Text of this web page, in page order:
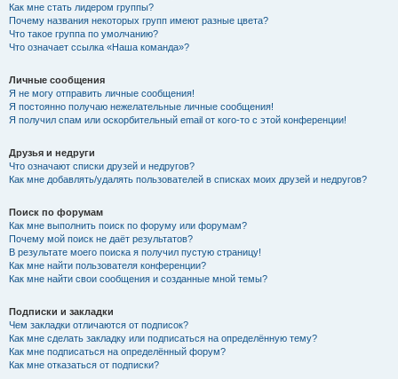
Как мне стать лидером группы?
Почему названия некоторых групп имеют разные цвета?
Что такое группа по умолчанию?
Что означает ссылка «Наша команда»?
Личные сообщения
Я не могу отправить личные сообщения!
Я постоянно получаю нежелательные личные сообщения!
Я получил спам или оскорбительный email от кого-то с этой конференции!
Друзья и недруги
Что означают списки друзей и недругов?
Как мне добавлять/удалять пользователей в списках моих друзей и недругов?
Поиск по форумам
Как мне выполнить поиск по форуму или форумам?
Почему мой поиск не даёт результатов?
В результате моего поиска я получил пустую страницу!
Как мне найти пользователя конференции?
Как мне найти свои сообщения и созданные мной темы?
Подписки и закладки
Чем закладки отличаются от подписок?
Как мне сделать закладку или подписаться на определённую тему?
Как мне подписаться на определённый форум?
Как мне отказаться от подписки?